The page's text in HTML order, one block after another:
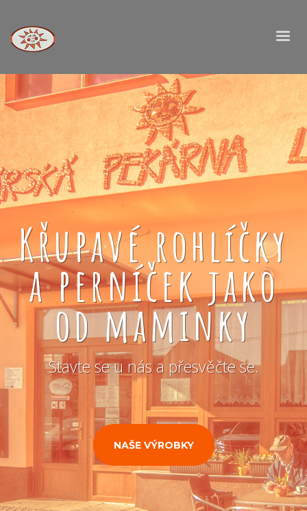
Křupavé rohlíčky
a perníček jako
od maminky
Stavte se u nás a přesvěčte se.
NAŠE VÝROBKY